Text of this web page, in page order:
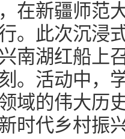
在新疆师范
。此次沉浸
南湖红船上
。活动中，
域的伟大历
时代乡村振